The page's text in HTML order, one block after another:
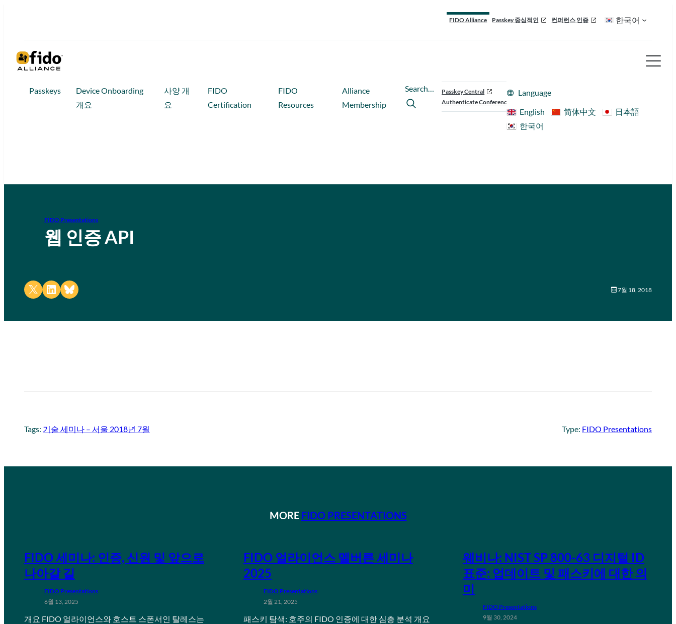
FIDO Alliance Passkey 중심적인 컨퍼런스 인증 한국어
Passkeys
Device Onboarding
개요
사양 개
요
FIDO
Certification
FIDO
Resources
Alliance
Membership
Search…
Passkey Central
Authenticate Conference
Language
English
简体中文
日本語
한국어
FIDO Presentations
웹 인증 API
Share on X Share on LinkedIn
Share on Bluesky 7월 18, 2018
Tags: 기술 세미나 – 서울 2018년 7월 Type: FIDO Presentations
MORE FIDO PRESENTATIONS
FIDO 세미나: 인증, 신원 및 앞으로
나아갈 길
FIDO Presentations
6월 13, 2025
개요 FIDO 얼라이언스와 호스트 스폰서인 탈레스는
FIDO 얼라이언스 멜버른 세미나
2025
FIDO Presentations
2월 21, 2025
패스키 탐색: 호주의 FIDO 인증에 대한 심층 분석 개요
웨비나: NIST SP 800-63 디지털 ID
표준: 업데이트 및 패스키에 대한 의
미
FIDO Presentations
9월 30, 2024